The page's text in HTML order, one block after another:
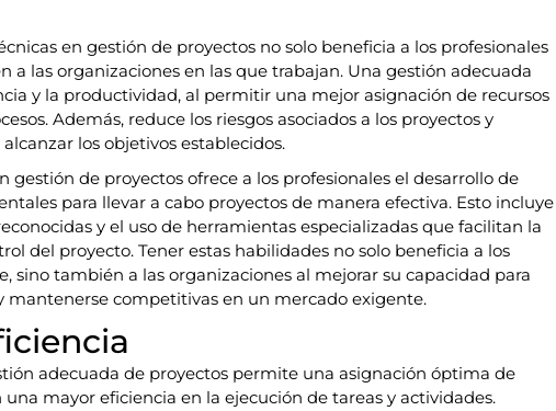
en gestión de proyectos no solo beneficia a los profesionales
a las organizaciones en las que trabajan. Una gestión adecuada
y la productividad, al permitir una mejor asignación de recursos
Además, reduce los riesgos asociados a los proyectos y
los objetivos establecidos.
gestión de proyectos ofrece a los profesionales el desarrollo de
para llevar a cabo proyectos de manera efectiva. Esto incluye
y el uso de herramientas especializadas que facilitan la
del proyecto. Tener estas habilidades no solo beneficia a los
sino también a las organizaciones al mejorar su capacidad para
mantenerse competitivas en un mercado exigente.
adecuada de proyectos permite una asignación óptima de
una mayor eficiencia en la ejecución de tareas y actividades.